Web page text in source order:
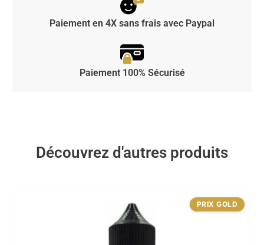
Paiement en 4X sans frais avec Paypal
Paiement 100% Sécurisé
Découvrez d'autres produits
PRIX GOLD